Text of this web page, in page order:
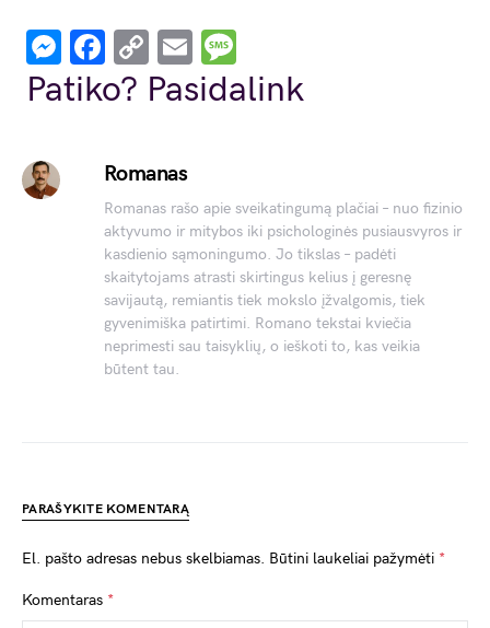
Messenger
Facebook
Copy
Link
Email
Patiko? Pasidalink
Romanas
Romanas rašo apie sveikatingumą plačiai – nuo fizinio
aktyvumo ir mitybos iki psichologinės pusiausvyros ir
kasdienio sąmoningumo. Jo tikslas – padėti
skaitytojams atrasti skirtingus kelius į geresnę
savijautą, remiantis tiek mokslo įžvalgomis, tiek
gyvenimiška patirtimi. Romano tekstai kviečia
neprimesti sau taisyklių, o ieškoti to, kas veikia
būtent tau.
PARAŠYKITE KOMENTARĄ
El. pašto adresas nebus skelbiamas. Būtini laukeliai pažymėti *
Komentaras *